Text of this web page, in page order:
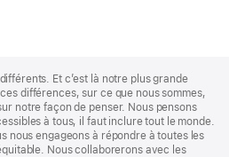
Et c’est là notre plus grande
différences, sur ce que nous sommes,
notre façon de penser. Nous pensons
à tous, il faut inclure tout le monde.
nous engageons à répondre à toutes les
Nous collaborerons avec les